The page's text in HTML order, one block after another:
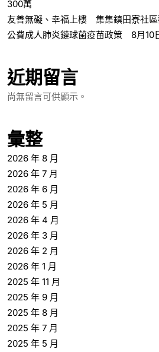
300萬
友善無礙、幸福上樓 集集鎮田寮社
公費成人肺炎鏈球菌疫苗政策 8月10
近期留言
尚無留言可供顯示。
彙整
2026 年 8 月
2026 年 7 月
2026 年 6 月
2026 年 5 月
2026 年 4 月
2026 年 3 月
2026 年 2 月
2026 年 1 月
2025 年 11 月
2025 年 9 月
2025 年 8 月
2025 年 7 月
2025 年 5 月